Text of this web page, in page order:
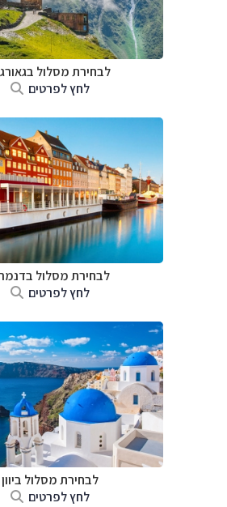
לבחירת מסלול
לחץ לפרטים
לבחירת מסלול
לחץ לפרטים
לבחירת מסלול ביוון
לחץ לפרטים